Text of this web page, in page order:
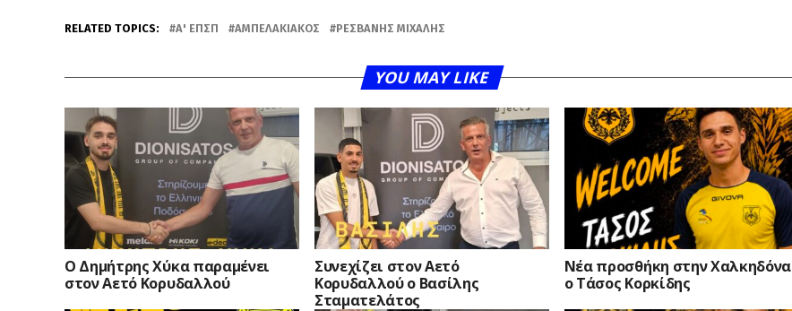
RELATED TOPICS: Α' ΕΠΣΠ ΑΜΠΕΛΑΚΙΑΚΌΣ ΡΕΣΒΆΝΗΣ ΜΙΧΆΛΗΣ
YOU MAY LIKE
O Δημήτρης Χύκα παραμένει
στον Αετό Κορυδαλλού
Συνεχίζει στον Αετό
Κορυδαλλού ο Βασίλης
Σταματελάτος
Νέα προσθήκη στην Χαλκηδόνα
ο Τάσος Κορκίδης